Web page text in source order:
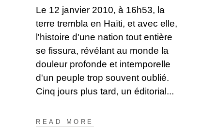
Le 12 janvier 2010, à 16h53, la
terre trembla en Haïti, et avec elle,
l'histoire d'une nation tout entière
se fissura, révélant au monde la
douleur profonde et intemporelle
d'un peuple trop souvent oublié.
Cinq jours plus tard, un éditorial
READ MORE